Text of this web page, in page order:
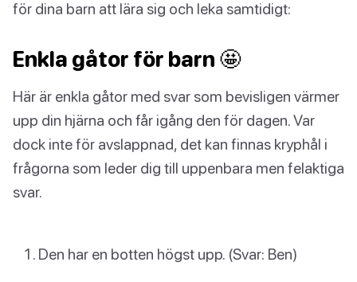
för dina barn att lära sig och leka samtidigt:
Enkla gåtor för barn 🤩
Här är enkla gåtor med svar som bevisligen värmer
upp din hjärna och får igång den för dagen. Var
dock inte för avslappnad, det kan finnas kryphål i
frågorna som leder dig till uppenbara men felaktiga
svar.
Den har en botten högst upp. (Svar: Ben)